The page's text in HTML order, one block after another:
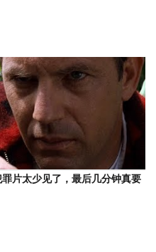
片太少见了，最后几分钟真要